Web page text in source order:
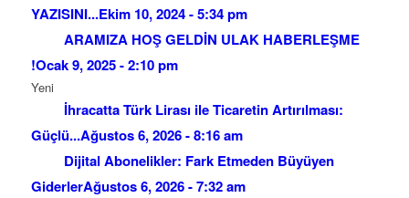
YAZISINI...Ekim 10, 2024 - 5:34 pm
ARAMIZA HOŞ GELDİN ULAK HABERLEŞME
!Ocak 9, 2025 - 2:10 pm
Yeni
İhracatta Türk Lirası ile Ticaretin Artırılması:
Güçlü...Ağustos 6, 2026 - 8:16 am
Dijital Abonelikler: Fark Etmeden Büyüyen
GiderlerAğustos 6, 2026 - 7:32 am